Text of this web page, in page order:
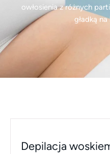
owłosienia z różnych
gładką
Depilacja